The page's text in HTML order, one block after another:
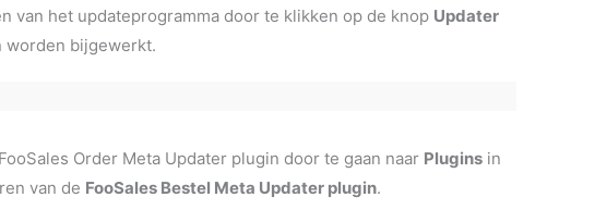
van het updateprogramma door te klikken op de knop Updater
worden bijgewerkt.
Order Meta Updater plugin door te gaan naar Plugins in
van de FooSales Bestel Meta Updater plugin.